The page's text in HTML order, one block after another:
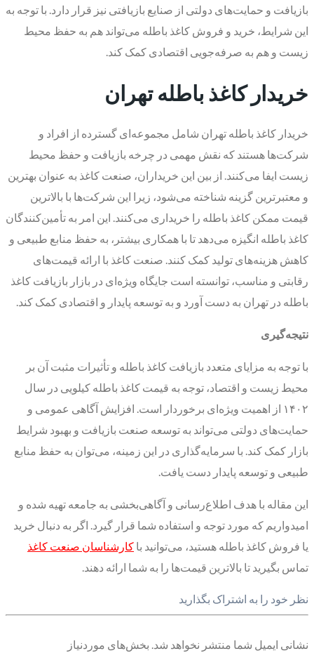
بازیافت و حمایت‌های دولتی از صنایع بازیافتی نیز قرار دارد. با توجه به
این شرایط، خرید و فروش کاغذ باطله می‌تواند هم به حفظ محیط
زیست و هم به صرفه‌جویی اقتصادی کمک کند.
خریدار کاغذ باطله تهران
خریدار کاغذ باطله تهران شامل مجموعه‌ای گسترده از افراد و
شرکت‌ها هستند که نقش مهمی در چرخه بازیافت و حفظ محیط
زیست ایفا می‌کنند. از بین این خریداران، صنعت کاغذ به عنوان بهترین
و معتبرترین گزینه شناخته می‌شود، زیرا این شرکت‌ها با بالاترین
قیمت ممکن کاغذ باطله را خریداری می‌کنند. این امر به تأمین‌کنندگان
کاغذ باطله انگیزه می‌دهد تا با همکاری بیشتر، به حفظ منابع طبیعی و
کاهش هزینه‌های تولید کمک کنند. صنعت کاغذ با ارائه قیمت‌های
رقابتی و مناسب، توانسته است جایگاه ویژه‌ای در بازار بازیافت کاغذ
باطله در تهران به دست آورد و به توسعه پایدار و اقتصادی کمک کند.
نتیجه‌گیری
با توجه به مزایای متعدد بازیافت کاغذ باطله و تأثیرات مثبت آن بر
محیط زیست و اقتصاد، توجه به قیمت کاغذ باطله کیلویی در سال
۱۴۰۲ از اهمیت ویژه‌ای برخوردار است. افزایش آگاهی عمومی و
حمایت‌های دولتی می‌تواند به توسعه صنعت بازیافت و بهبود شرایط
بازار کمک کند. با سرمایه‌گذاری در این زمینه، می‌توان به حفظ منابع
طبیعی و توسعه پایدار دست یافت.
این مقاله با هدف اطلاع‌رسانی و آگاهی‌بخشی به جامعه تهیه شده و
امیدواریم که مورد توجه و استفاده شما قرار گیرد. اگر به دنبال خرید
یا فروش کاغذ باطله هستید، می‌توانید با کارشناسان صنعت کاغذ
تماس بگیرید تا بالاترین قیمت‌ها را به شما ارائه دهند.
نظر خود را به اشتراک بگذارید
نشانی ایمیل شما منتشر نخواهد شد. بخش‌های موردنیاز